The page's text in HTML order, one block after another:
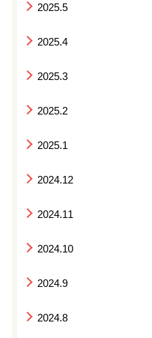
2025.5
2025.4
2025.3
2025.2
2025.1
2024.12
2024.11
2024.10
2024.9
2024.8